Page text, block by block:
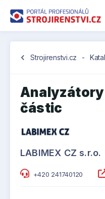
chevron_left Strojirenstvi.cz -
částic
LABIMEX CZ s.r.o.
+420 241740120